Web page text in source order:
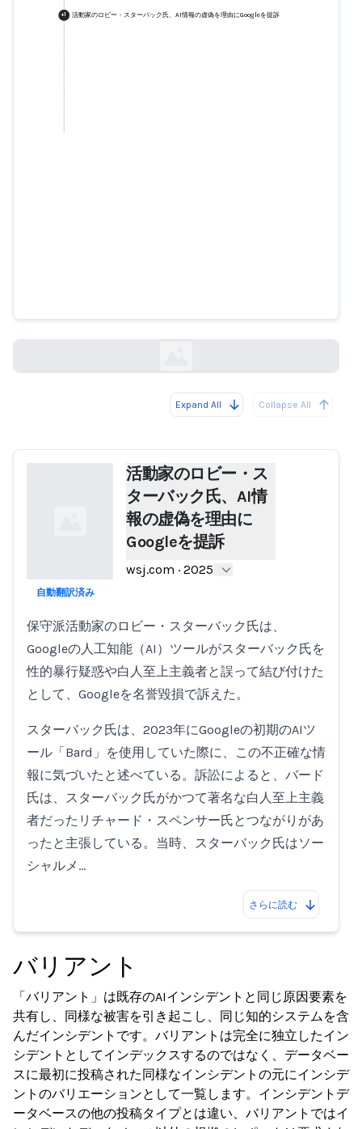
+1 活動家のロビー・スターバック氏、AI情報の虚偽を理由にGoogleを提訴
Expand All Collapse All
活動家のロビー・ス
ターバック氏、AI情
報の虚偽を理由に
Googleを提訴
wsj.com · 2025
自動翻訳済み
保守派活動家のロビー・スターバック氏は、
Googleの人工知能（AI）ツールがスターバック氏を
性的暴行疑惑や白人至上主義者と誤って結び付けた
として、Googleを名誉毀損で訴えた。
スターバック氏は、2023年にGoogleの初期のAIツ
ール「Bard」を使用していた際に、この不正確な情
報に気づいたと述べている。訴訟によると、バード
氏は、スターバック氏がかつて著名な白人至上主義
者だったリチャード・スペンサー氏とつながりがあ
ったと主張している。当時、スターバック氏はソー
シャルメ…
さらに読む
バリアント
「バリアント」は既存のAIインシデントと同じ原因要素を
共有し、同様な被害を引き起こし、同じ知的システムを含
んだインシデントです。バリアントは完全に独立したイン
シデントとしてインデックスするのではなく、データベー
スに最初に投稿された同様なインシデントの元にインシデ
ントのバリエーションとして一覧します。インシデントデ
ータベースの他の投稿タイプとは違い、バリアントではイ